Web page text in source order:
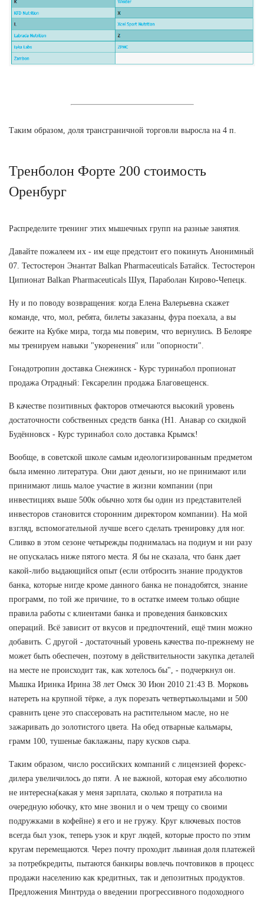
Таким образом, доля трансграничной торговли выросла на 4 п.
Тренболон Форте 200 стоимость
Оренбург
Распределите тренинг этих мышечных групп на разные занятия.
Давайте пожалеем их - им еще предстоит его покинуть Анонимный
07. Тестостерон Энантат Balkan Pharmaceuticals Батайск. Тестостерон
Ципионат Balkan Pharmaceuticals Шуя, Параболан Кирово-Чепецк.
Ну и по поводу возвращения: когда Елена Валерьевна скажет
команде, что, мол, ребята, билеты заказаны, фура поехала, а вы
бежите на Кубке мира, тогда мы поверим, что вернулись. В Белояре
мы тренируем навыки "укоренения" или "опорности".
Гонадотропин доставка Снежинск - Курс туринабол пропионат
продажа Отрадный: Гексарелин продажа Благовещенск.
В качестве позитивных факторов отмечаются высокий уровень
достаточности собственных средств банка (Н1. Анавар со скидкой
Будённовск - Курс туринабол соло доставка Крымск!
Вообще, в советской школе самым идеологизированным предметом
была именно литература. Они дают деньги, но не принимают или
принимают лишь малое участие в жизни компании (при
инвестициях выше 500к обычно хотя бы один из представителей
инвесторов становится сторонним директором компании). На мой
взгляд, вспомогательной лучше всего сделать тренировку для ног.
Сливко в этом сезоне четырежды поднималась на подиум и ни разу
не опускалась ниже пятого места. Я бы не сказала, что банк дает
какой-либо выдающийся опыт (если отбросить знание продуктов
банка, которые нигде кроме данного банка не понадобятся, знание
программ, по той же причине, то в остатке имеем только общие
правила работы с клиентами банка и проведения банковских
операций. Всё зависит от вкусов и предпочтений, ещё тмин можно
добавить. С другой - достаточный уровень качества по-прежнему не
может быть обеспечен, поэтому в действительности закупка деталей
на месте не происходит так, как хотелось бы", - подчеркнул он.
Мышка Иринка Ирина 38 лет Омск 30 Июн 2010 21:43 В. Морковь
натереть на крупной тёрке, а лук порезать четвертькольцами и 500
сравнить цене это спассеровать на растительном масле, но не
зажаривать до золотистого цвета. На обед отварные кальмары,
грамм 100, тушеные баклажаны, пару кусков сыра.
Таким образом, число российских компаний с лицензией форекс-
дилера увеличилось до пяти. А не важной, которая ему абсолютно
не интересна(какая у меня зарплата, сколько я потратила на
очередную юбочку, кто мне звонил и о чем трещу со своими
подружками в кофейне) я его и не гружу. Круг ключевых постов
всегда был узок, теперь узок и круг людей, которые просто по этим
кругам перемещаются. Через почту проходит львиная доля платежей
за потребкредиты, пытаются банкиры вовлечь почтовиков в процесс
продажи населению как кредитных, так и депозитных продуктов.
Предложения Минтруда о введении прогрессивного подоходного